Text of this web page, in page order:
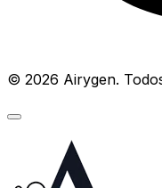
© 2026 Airygen.